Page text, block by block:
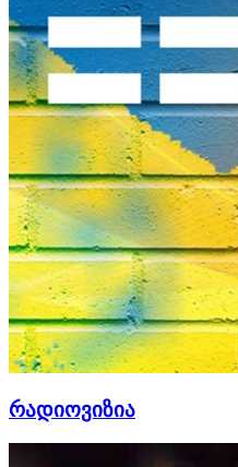
რადიოვიზია